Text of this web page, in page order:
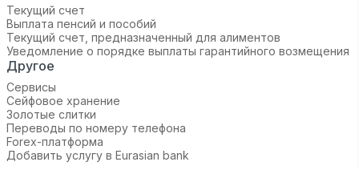
Текущий счет
Выплата пенсий и пособий
Текущий счет, предназначенный для алиментов
Уведомление о порядке выплаты гарантийного возмещения
Другое
Сервисы
Сейфовое хранение
Золотые слитки
Переводы по номеру телефона
Forex-платформа
Добавить услугу в Eurasian bank